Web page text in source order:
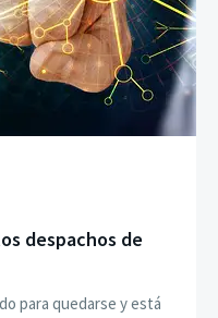
despachos de
para quedarse y está